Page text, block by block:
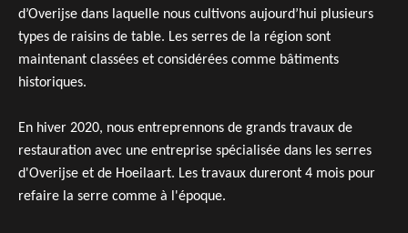
d’Overijse dans laquelle nous cultivons aujourd’hui plusieurs
types de raisins de table. Les serres de la région sont
maintenant classées et considérées comme bâtiments
historiques.
En hiver 2020, nous entreprennons de grands travaux de
restauration avec une entreprise spécialisée dans les serres
d'Overijse et de Hoeilaart. Les travaux dureront 4 mois pour
refaire la serre comme à l'époque.